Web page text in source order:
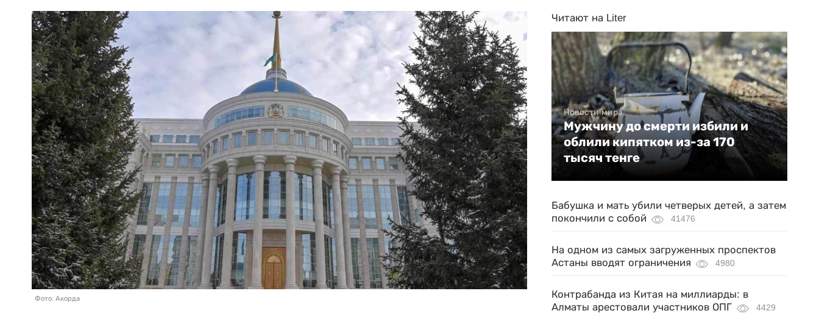
Фото: Акорда
Читают на Liter
Новости мира
Мужчину до смерти избили и
облили кипятком из-за 170
тысяч тенге
Бабушка и мать убили четверых детей, а затем
покончили с собой
41476
На одном из самых загруженных проспектов
Астаны вводят ограничения
4980
Контрабанда из Китая на миллиарды: в
Алматы арестовали участников ОПГ
4429